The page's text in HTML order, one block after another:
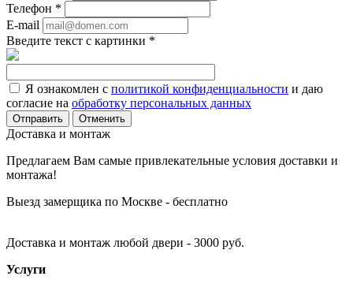
Телефон *
E-mail
Введите текст с картинки *
Я ознакомлен с политикой конфиденциальности и даю
согласие на обработку персональных данных
Отменить
Доставка и монтаж
Предлагаем Вам самые привлекательные условия доставки и
монтажа!
Выезд замерщика по Москве - бесплатно
Доставка и монтаж любой двери - 3000 руб.
Услуги